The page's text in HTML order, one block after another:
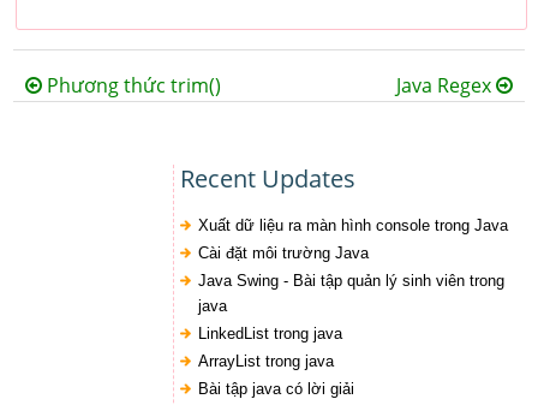
Phương thức trim() Java Regex
Recent Updates
Xuất dữ liệu ra màn hình console trong Java
Cài đặt môi trường Java
Java Swing - Bài tập quản lý sinh viên trong
java
LinkedList trong java
ArrayList trong java
Bài tập java có lời giải